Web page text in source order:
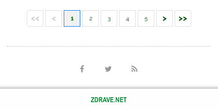
<< < 1 2 3 4 5 > >>